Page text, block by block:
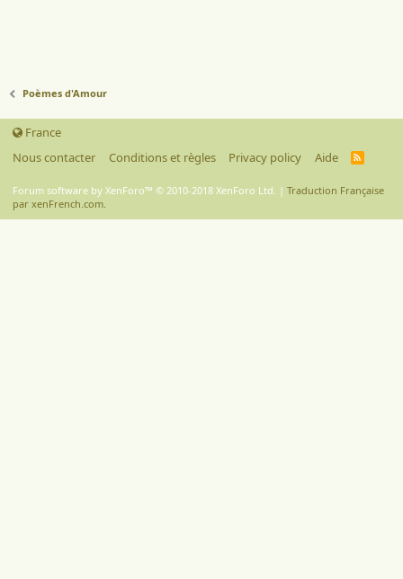
Poèmes d'Amour
France
Nous contacter
Conditions et règles Privacy policy Aide
R
Forum software by XenForo™ © 2010-2018 XenForo Ltd. | Traduction Française
par xenFrench.com.